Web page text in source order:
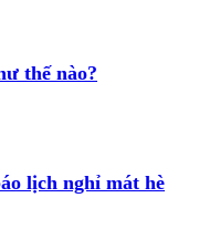
thế nào?
lịch nghỉ mát hè